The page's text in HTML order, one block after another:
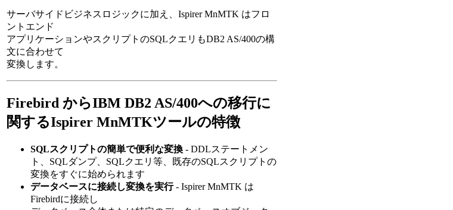
サーバサイドビジネスロジックに加え、Ispirer MnMTK はフロ
ントエンド
アプリケーションやスクリプトのSQLクエリもDB2 AS/400の構
文に合わせて
変換します。
Firebird からIBM DB2 AS/400への移行に
関するIspirer MnMTKツールの特徴
SQLスクリプトの簡単で便利な変換 - DDLステートメン
ト、SQLダンプ、SQLクエリ等、既存のSQLスクリプトの
変換をすぐに始められます
データベースに接続し変換を実行- Ispirer MnMTK は
Firebirdに接続し